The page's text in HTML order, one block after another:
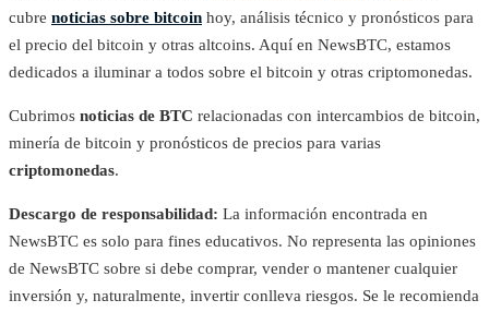
cubre noticias sobre bitcoin hoy, análisis técnico y pronósticos para
el precio del bitcoin y otras altcoins. Aquí en NewsBTC, estamos
dedicados a iluminar a todos sobre el bitcoin y otras criptomonedas.
Cubrimos noticias de BTC relacionadas con intercambios de bitcoin,
minería de bitcoin y pronósticos de precios para varias
criptomonedas.
Descargo de responsabilidad: La información encontrada en
NewsBTC es solo para fines educativos. No representa las opiniones
de NewsBTC sobre si debe comprar, vender o mantener cualquier
inversión y, naturalmente, invertir conlleva riesgos. Se le recomienda